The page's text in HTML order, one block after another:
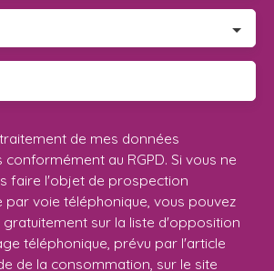
de mes données
au RGPD. Si vous ne
faire l'objet de prospection
par voie téléphonique, vous pouvez
sur la liste d'opposition
téléphonique, prévu par l'article
de la consommation, sur le site